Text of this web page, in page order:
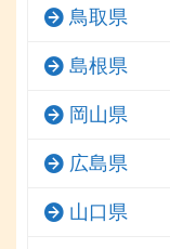
鳥取県
島根県
岡山県
広島県
山口県